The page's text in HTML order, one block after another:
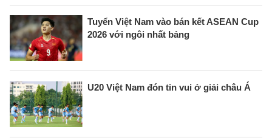
Tuyển Việt Nam vào bán kết ASEAN Cup
2026 với ngôi nhất bảng
U20 Việt Nam đón tin vui ở giải châu Á